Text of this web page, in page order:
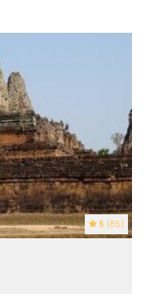
5 (86)